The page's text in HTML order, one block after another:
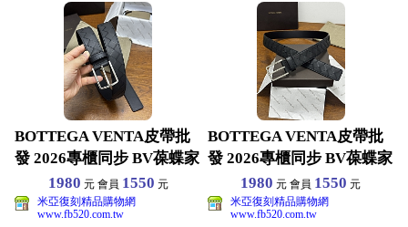
BOTTEGA VENTA皮帶批
發 2026專櫃同步 BV葆蝶家
男生皮1980 元 會員 1550 元
米亞復刻精品購物網
www.fb520.com.tw
BOTTEGA VENTA皮帶批
發 2026專櫃同步 BV葆蝶家
男生皮1980 元 會員 1550 元
米亞復刻精品購物網
www.fb520.com.tw